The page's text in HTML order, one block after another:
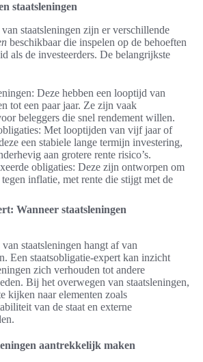
staatsleningen
staatsleningen zijn er verschillende
beschikbaar die inspelen op de behoeften
als de investeerders. De belangrijkste
Deze hebben een looptijd van
tot een paar jaar. Ze zijn vaak
beleggers die snel rendement willen.
Met looptijden van vijf jaar of
een stabiele lange termijn investering,
aan grotere rente risico’s.
obligaties: Deze zijn ontworpen om
tegen inflatie, met rente die stijgt met de
Wanneer staatsleningen
staatsleningen hangt af van
Een staatsobligatie-expert kan inzicht
zich verhouden tot andere
Bij het overwegen van staatsleningen,
kijken naar elementen zoals
van de staat en externe
aantrekkelijk maken